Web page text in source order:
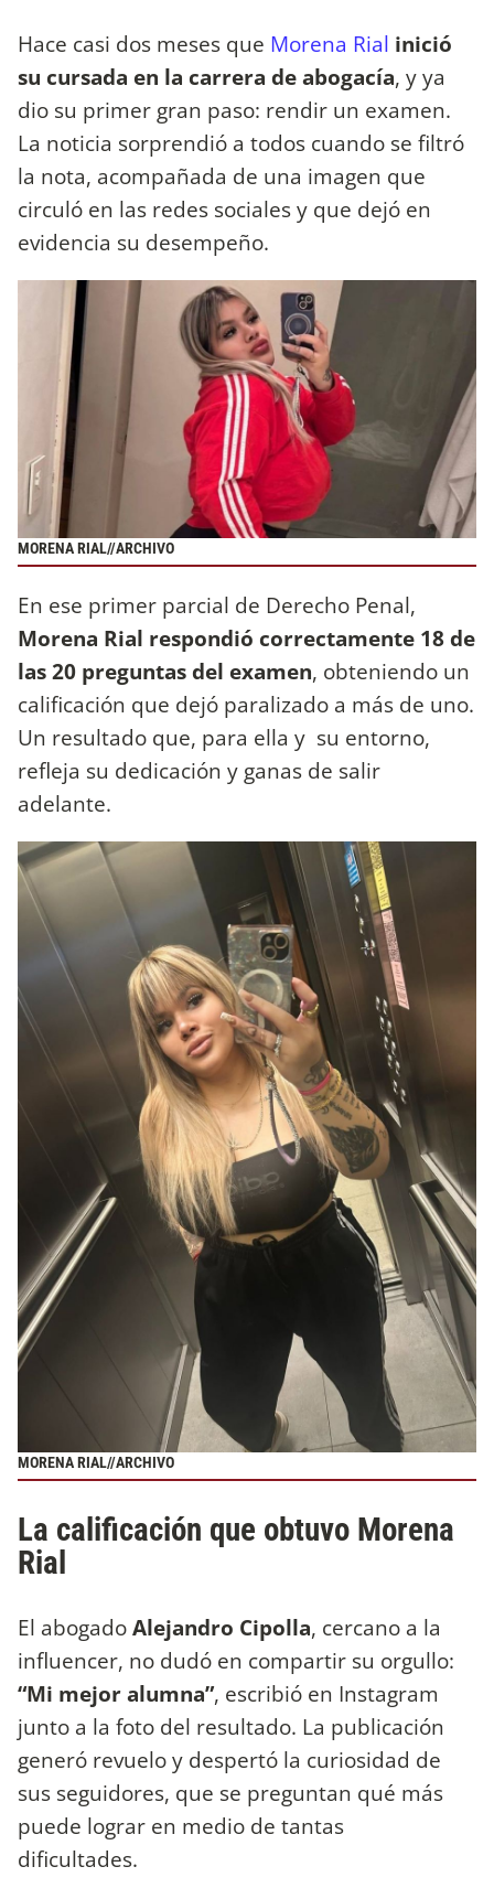
Hace casi dos meses que Morena Rial inició
su cursada en la carrera de abogacía, y ya
dio su primer gran paso: rendir un examen.
La noticia sorprendió a todos cuando se filtró
la nota, acompañada de una imagen que
circuló en las redes sociales y que dejó en
evidencia su desempeño.
MORENA RIAL//ARCHIVO
En ese primer parcial de Derecho Penal,
Morena Rial respondió correctamente 18 de
las 20 preguntas del examen, obteniendo un
calificación que dejó paralizado a más de uno.
Un resultado que, para ella y su entorno,
refleja su dedicación y ganas de salir
adelante.
MORENA RIAL//ARCHIVO
La calificación que obtuvo Morena
Rial
El abogadoAlejandro Cipolla, cercano a la
influencer, no dudó en compartir su orgullo:
“Mi mejor alumna”, escribió en Instagram
junto a la foto del resultado. La publicación
generó revuelo y despertó la curiosidad de
sus seguidores, que se preguntan qué más
puede lograr en medio de tantas
dificultades.